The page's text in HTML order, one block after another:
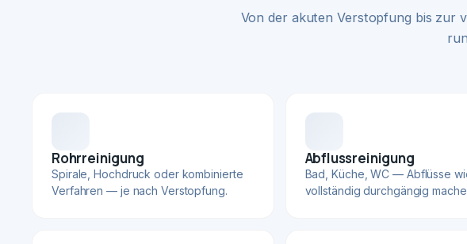
Von der akuten Verstopfung bis zur
Rohrreinigung
Spirale, Hochdruck oder kombinierte
Verfahren — je nach Verstopfung.
Abflussreinigung
Bad, Küche, WC — Abflüsse
vollständig durchgängig